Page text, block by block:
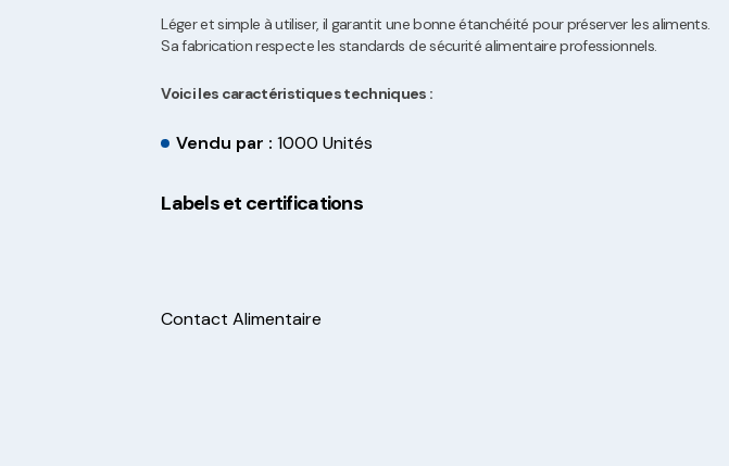
Léger et simple à utiliser, il garantit une bonne étanchéité pour préserver les aliments.
Sa fabrication respecte les standards de sécurité alimentaire professionnels.
Voici les caractéristiques techniques :
Vendu par :1000 Unités
Labels et certifications
Contact Alimentaire